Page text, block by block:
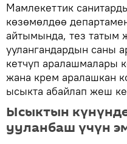
Мамлекеттик
көзөмөлдөө
айтымында, тез татым
уулангандардын саны
кетчуп аралашмалары
жана крем аралашкан
ысыкта абайлап жеш
Ысыктын
ууланбаш үчүн